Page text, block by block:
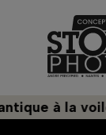
à la voile